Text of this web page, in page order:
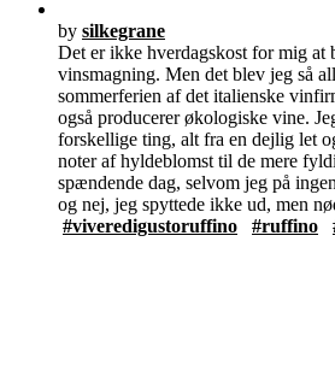
by silkegrane
Det er ikke hverdagskost for mig at
vinsmagning. Men det blev jeg så
sommerferien af det italienske
også producerer økologiske vine.
forskellige ting, alt fra en dejlig let
noter af hyldeblomst til de mere
spændende dag, selvom jeg på
og nej, jeg spyttede ikke ud, men
#viveredigustoruffino
#ruffino